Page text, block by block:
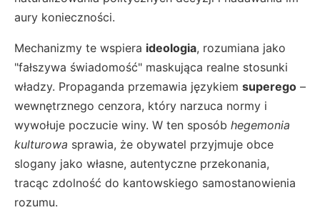
aury konieczności.
Mechanizmy te wspiera ideologia, rozumiana jako
"fałszywa świadomość" maskująca realne stosunki
władzy. Propaganda przemawia językiem superego –
wewnętrznego cenzora, który narzuca normy i
wywołuje poczucie winy. W ten sposób hegemonia
kulturowa sprawia, że obywatel przyjmuje obce
slogany jako własne, autentyczne przekonania,
tracąc zdolność do kantowskiego samostanowienia
rozumu.